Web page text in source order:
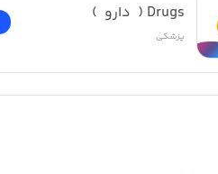
Drugs (  دارو  )
پزشکی